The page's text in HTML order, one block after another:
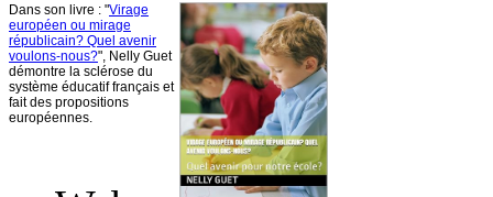
Dans son livre : "Virage
européen ou mirage
républicain? Quel avenir
voulons-nous?", Nelly Guet
démontre la sclérose du
système éducatif français et
fait des propositions
européennes.